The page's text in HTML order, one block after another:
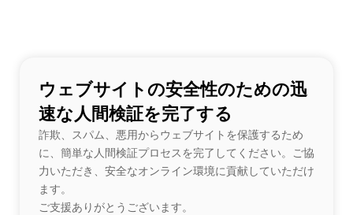
ウェブサイトの安全性のための迅
速な人間検証を完了する
詐欺、スパム、悪用からウェブサイトを保護するため
に、簡単な人間検証プロセスを完了してください。ご協
力いただき、安全なオンライン環境に貢献していただけ
ます。
ご支援ありがとうございます。